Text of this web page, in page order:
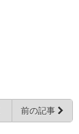
前の記事